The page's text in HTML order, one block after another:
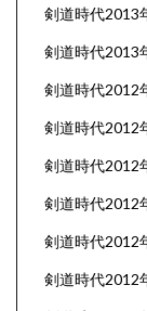
剣道時代2013
剣道時代2013
剣道時代2012
剣道時代2012
剣道時代2012
剣道時代2012
剣道時代2012
剣道時代2012